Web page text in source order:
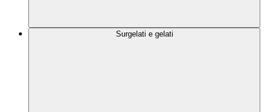
Surgelati e gelati